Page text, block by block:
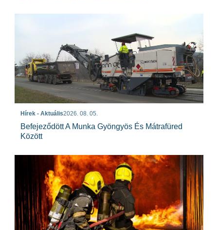
Hírek - Aktuális2026. 08. 05.
Befejeződött A Munka Gyöngyös És Mátrafüred
Között